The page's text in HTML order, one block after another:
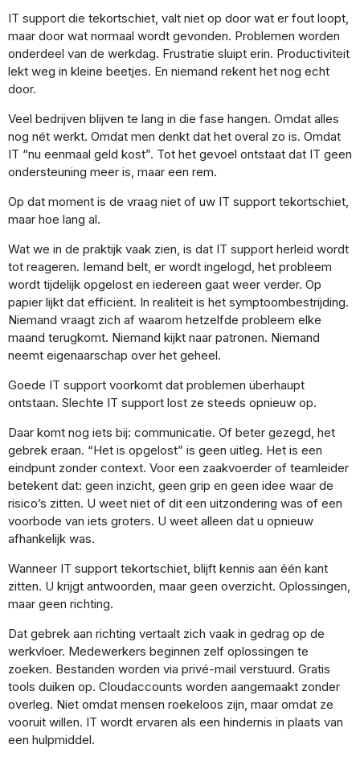
IT support die tekortschiet, valt niet op door wat er fout loopt,
maar door wat normaal wordt gevonden. Problemen worden
onderdeel van de werkdag. Frustratie sluipt erin. Productiviteit
lekt weg in kleine beetjes. En niemand rekent het nog echt
door.
Veel bedrijven blijven te lang in die fase hangen. Omdat alles
nog nét werkt. Omdat men denkt dat het overal zo is. Omdat
IT “nu eenmaal geld kost”. Tot het gevoel ontstaat dat IT geen
ondersteuning meer is, maar een rem.
Op dat moment is de vraag niet of uw IT support tekortschiet,
maar hoe lang al.
Wat we in de praktijk vaak zien, is dat IT support herleid wordt
tot reageren. Iemand belt, er wordt ingelogd, het probleem
wordt tijdelijk opgelost en iedereen gaat weer verder. Op
papier lijkt dat efficiënt. In realiteit is het symptoombestrijding.
Niemand vraagt zich af waarom hetzelfde probleem elke
maand terugkomt. Niemand kijkt naar patronen. Niemand
neemt eigenaarschap over het geheel.
Goede IT support voorkomt dat problemen überhaupt
ontstaan. Slechte IT support lost ze steeds opnieuw op.
Daar komt nog iets bij: communicatie. Of beter gezegd, het
gebrek eraan. “Het is opgelost” is geen uitleg. Het is een
eindpunt zonder context. Voor een zaakvoerder of teamleider
betekent dat: geen inzicht, geen grip en geen idee waar de
risico’s zitten. U weet niet of dit een uitzondering was of een
voorbode van iets groters. U weet alleen dat u opnieuw
afhankelijk was.
Wanneer IT support tekortschiet, blijft kennis aan één kant
zitten. U krijgt antwoorden, maar geen overzicht. Oplossingen,
maar geen richting.
Dat gebrek aan richting vertaalt zich vaak in gedrag op de
werkvloer. Medewerkers beginnen zelf oplossingen te
zoeken. Bestanden worden via privé-mail verstuurd. Gratis
tools duiken op. Cloudaccounts worden aangemaakt zonder
overleg. Niet omdat mensen roekeloos zijn, maar omdat ze
vooruit willen. IT wordt ervaren als een hindernis in plaats van
een hulpmiddel.